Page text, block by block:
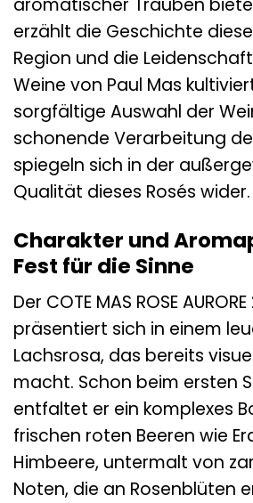
erzählt die Geschichte
Region und die
Weine von Paul Mas
sorgfältige Auswahl der
schonende Verarbeitung
spiegeln sich in der
Qualität dieses Rosés wider.
Charakter und
Fest für die Sinne
Der COTE MAS ROSE
präsentiert sich in einem
Lachsrosa, das bereits
macht. Schon beim ersten
entfaltet er ein komplexes
frischen roten Beeren wie
Himbeere, untermalt von
Noten, die an Rosenblüten